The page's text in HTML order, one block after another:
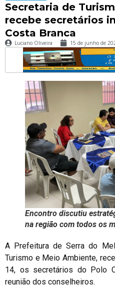
Secretaria de
recebe secretários
Costa Branca
Luciano Oliveira 15 de junho de
Encontro discutiu
na região com todos os
A Prefeitura de Serra do
Turismo e Meio Ambiente,
14, os secretários do Polo
reunião dos conselheiros.